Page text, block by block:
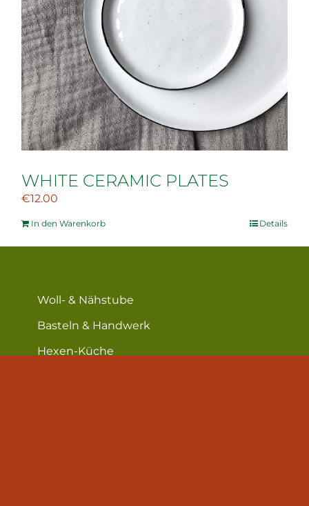
WHITE CERAMIC PLATES
€12.00
In den Warenkorb Details
Woll- & Nähstube
Basteln & Handwerk
Hexen-Küche